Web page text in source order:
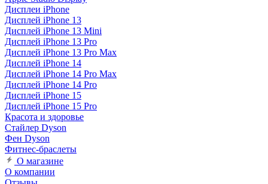
Дисплеи iPhone
Дисплей iPhone 13
Дисплей iPhone 13 Mini
Дисплей iPhone 13 Pro
Дисплей iPhone 13 Pro Max
Дисплей iPhone 14
Дисплей iPhone 14 Pro Max
Дисплей iPhone 14 Pro
Дисплей iPhone 15
Дисплей iPhone 15 Pro
Красота и здоровье
Стайлер Dyson
Фен Dyson
Фитнес-браслеты
О магазине
О компании